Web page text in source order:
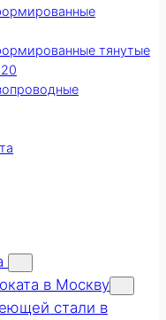
тянутые
в Москву
стали в